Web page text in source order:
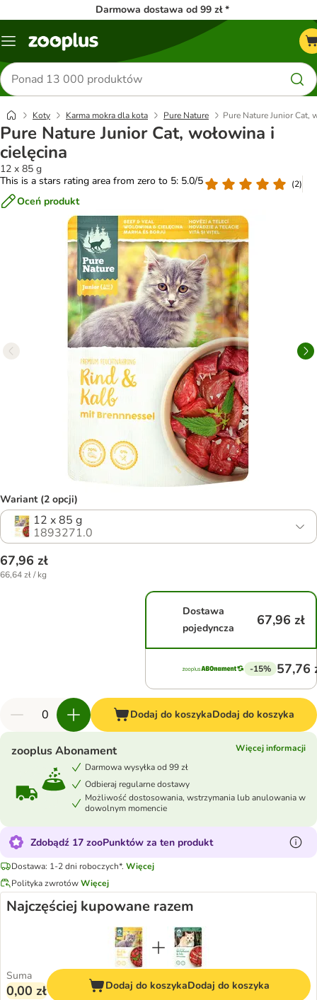
Darmowa dostawa od 99 zł *
Menu
Szukaj
produktów
Koty Karma mokra dla kota Pure Nature Pure Nature Junior Cat,
Pure Nature Junior Cat, wołowina i
cielęcina
12 x 85 g
This is a stars rating area from zero to 5: 5.0/5
(2)
Oceń produkt
Wariant (2 opcji)
12 x 85 g
1893271.0
67,96 zł
66,64 zł / kg
Dostawa
pojedyncza
67,96 zł
-15% 57,76
Dodaj do koszykaDodaj do koszyka
zooplus Abonament
Więcej informacji
Darmowa wysyłka od 99 zł
Odbieraj regularne dostawy
Możliwość dostosowania, wstrzymania lub anulowania w
dowolnym momencie
Zdobądź 17 zooPunktów za ten produkt
Dostawa: 1-2 dni roboczych*. Więcej
Polityka zwrotówWięcej
Najczęściej kupowane razem
Suma
0,00 zł Dodaj do koszykaDodaj do koszyka